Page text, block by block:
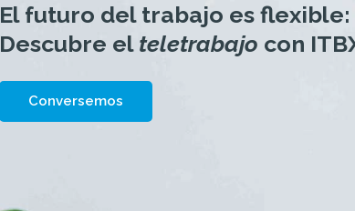
El futuro del trabajo es flexible:
Descubre el teletrabajo con
Conversemos